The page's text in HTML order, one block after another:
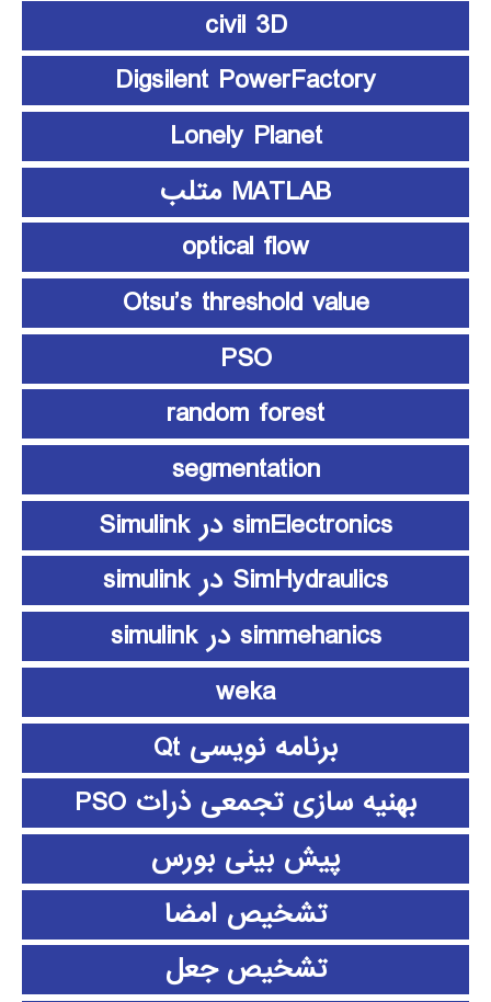
civil 3D
Digsilent PowerFactory
Lonely Planet
MATLAB متلب
optical flow
Otsu’s threshold value
PSO
random forest
segmentation
simElectronics در Simulink
SimHydraulics در simulink
simmehanics در simulink
weka
برنامه نویسی Qt
بهنیه سازی تجمعی ذرات PSO
پیش بینی بورس
تشخیص امضا
تشخیص جعل